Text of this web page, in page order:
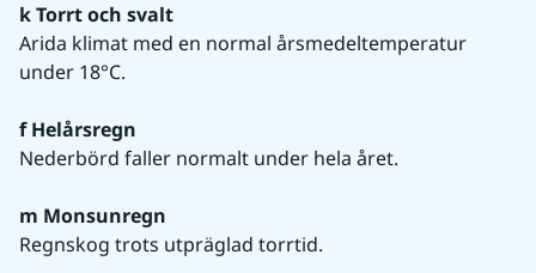
k Torrt och svalt
Arida klimat med en normal årsmedeltemperatur
under 18°C.
f Helårsregn
Nederbörd faller normalt under hela året.
m Monsunregn
Regnskog trots utpräglad torrtid.